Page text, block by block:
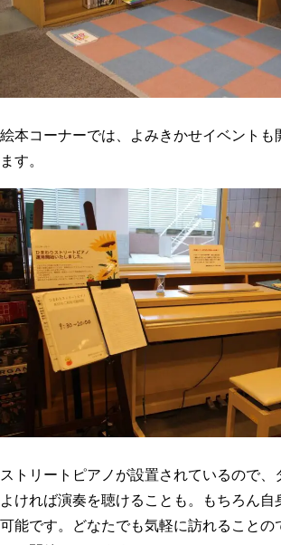
絵本コーナーでは、よみきかせイベントも
ます。
ストリートピアノが設置されているので、
よければ演奏を聴けることも。もちろん自
可能です。どなたでも気軽に訪れることの